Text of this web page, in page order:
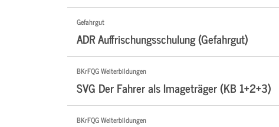
Gefahrgut
ADR Auffrischungsschulung (Gefahrgut)
BKrFQG Weiterbildungen
SVG Der Fahrer als Imageträger (KB 1+2+3)
BKrFQG Weiterbildungen